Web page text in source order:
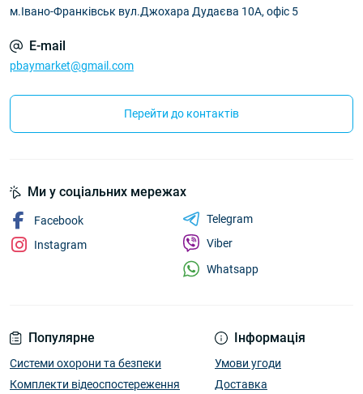
м.Івано-Франківськ вул.Джохара Дудаєва 10А, офіс 5
E-mail
pbaymarket@gmail.com
Перейти до контактів
Популярне
Системи охорони та безпеки
Комплекти відеоспостереження
Інформація
Умови угоди
Доставка
Ми у соціальних мережах
Facebook
Instagram
Telegram
Viber
Whatsapp